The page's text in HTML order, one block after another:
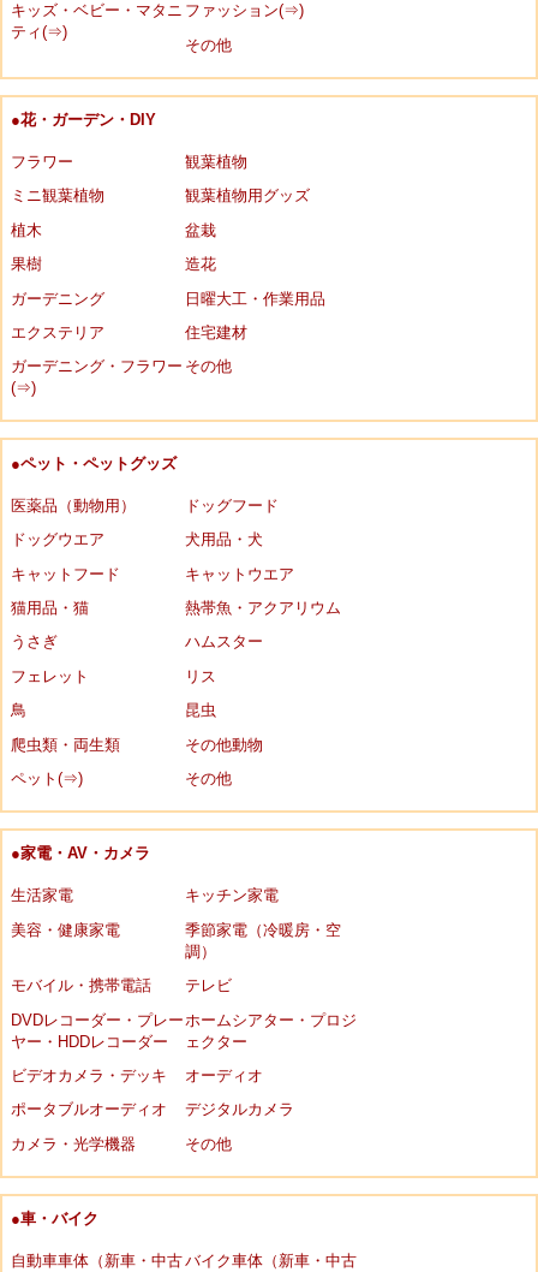
キッズ・ベビー・マタニ
ティ(⇒)
ファッション(⇒)
その他
●花・ガーデン・DIY
フラワー
観葉植物
ミニ観葉植物
観葉植物用グッズ
植木
盆栽
果樹
造花
ガーデニング
日曜大工・作業用品
エクステリア
住宅建材
ガーデニング・フラワー
(⇒)
その他
●ペット・ペットグッズ
医薬品（動物用）
ドッグフード
ドッグウエア
犬用品・犬
キャットフード
キャットウエア
猫用品・猫
熱帯魚・アクアリウム
うさぎ
ハムスター
フェレット
リス
鳥
昆虫
爬虫類・両生類
その他動物
ペット(⇒)
その他
●家電・AV・カメラ
生活家電
キッチン家電
美容・健康家電
季節家電（冷暖房・空
調）
モバイル・携帯電話
テレビ
DVDレコーダー・プレー
ヤー・HDDレコーダー
ホームシアター・プロジ
ェクター
ビデオカメラ・デッキ
オーディオ
ポータブルオーディオ
デジタルカメラ
カメラ・光学機器
その他
●車・バイク
自動車車体（新車・中古バイク車体（新車・中古